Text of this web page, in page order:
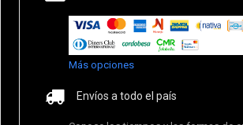
Más opciones
Envíos a todo el país